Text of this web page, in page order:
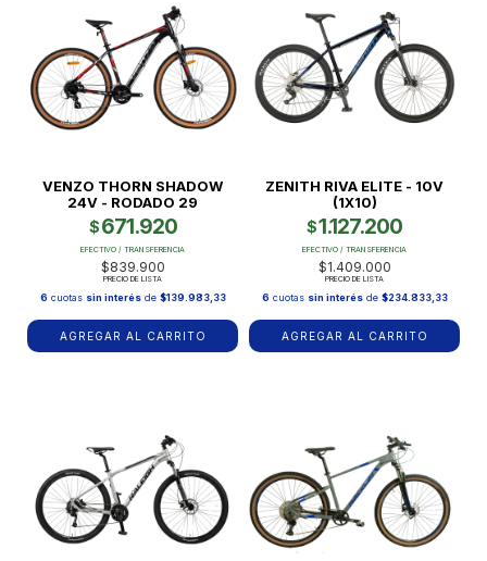
VENZO THORN SHADOW
24V - RODADO 29
$671.920
EFECTIVO / TRANSFERENCIA
$839.900
PRECIO DE LISTA
6 cuotas sin interésde $139.983,33
AGREGAR AL CARRITO
ZENITH RIVA ELITE - 10V
(1X10)
$1.127.200
EFECTIVO / TRANSFERENCIA
$1.409.000
PRECIO DE LISTA
6 cuotas sin interésde $234.833,33
AGREGAR AL CARRITO